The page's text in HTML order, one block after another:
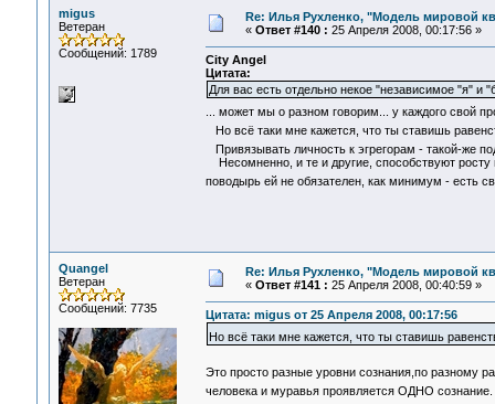
migus
Ветеран
Сообщений: 1789
Re: Илья Рухленко, "Модель мировой
« Ответ #140 : 25 Апреля 2008, 00:17:56 »
City Angel
Цитата:
Для вас есть отдельно некое "независимое "я" и
... может мы о разном говорим... у каждого свой
Но всё таки мне кажется, что ты ставишь
Привязывать личность к эгрегорам - такой-же
Несомненно, и те и другие, способствуют росту
поводырь ей не обязателен, как минимум - есть
Quangel
Ветеран
Сообщений: 7735
Re: Илья Рухленко, "Модель мировой
« Ответ #141 : 25 Апреля 2008, 00:40:59 »
Цитата: migus от 25 Апреля 2008, 00:17:56
Но всё таки мне кажется, что ты ставишь
Это просто разные уровни сознания,по разному
человека и муравья проявляется ОДНО